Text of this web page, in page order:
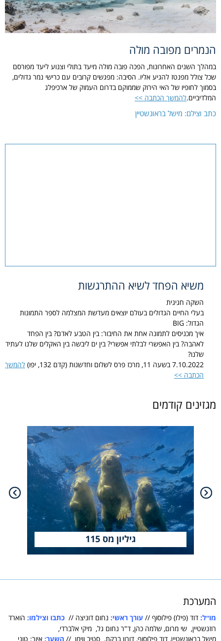
הנמרים מפובה מולה
במהלך השנים האחרונות, הפכה פובה מולה מיעד בתולי וצנוע ליעד מפורסם
שכל צולל מפנטז להגיע אליו. הסיבה: מפגשים קרובים עם כרישי נמר גדולים,
בסמוך לחופיו של האי הירוק שממוקם בדרום העמוק של ארכיפלג
המלדיביים.להמשך הכתבה >>
כתב וצילם: מישל בראונשטיין
משיא הפחד לשיא ההתרגשות
השקה חגיגית
בעלי החיים הגדולים בעולם יוצאים מעדשת המצלמה לספר התמונות
הגדול: BIG
איך מכניסים לתמונה אחת את החיבור: בין הטבע לאדם? בין הפחד
לאהבה? בין האפשרי לבלתי אפשרי? בין ים ליבשה בין האקלים שלנו לעתיד
שלנו?
7.10.2022 בשעה 11, מרכז פרס לשלום וחדשנות (קדם 132, יפו)
להמשך
הכתבה >>
מגזינים קודמים
גיליון מס 115
המערכת
מו״ל: דוד (פילו) פילוסוף // עורך ראשי: נחום דוניצה // כתבו וצילמו: הוארד
רוזנשטיין, שי מרום, שלמה כהן, ד"ר נחום גל, מיקי אלברדי,
מישל בראונשטיין, דוד פילוסוף, דורון ברקת, סטיב ווימן //
איור: טוני